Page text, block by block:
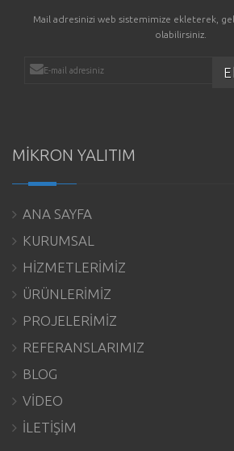
Mail adresinizi web sistemimize ekleterek,
olabilirsiniz.
MİKRON YALITIM
ANA SAYFA
KURUMSAL
HİZMETLERİMİZ
ÜRÜNLERİMİZ
PROJELERİMİZ
REFERANSLARIMIZ
BLOG
VİDEO
İLETİŞİM